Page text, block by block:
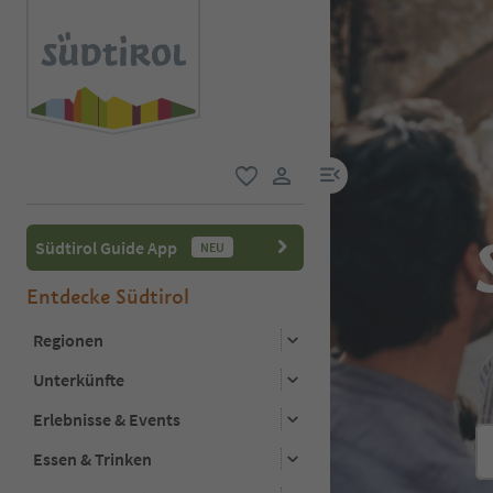
user link
menu link
Südtirol Guide App NEU
Entdecke Südtirol
Regionen
Unterkünfte
Erlebnisse & Events
Essen & Trinken